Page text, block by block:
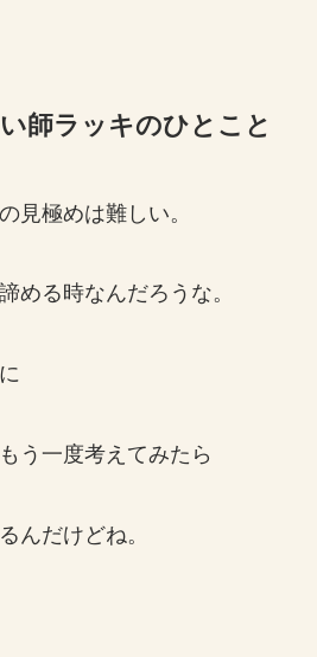
師ラッキのひとこと
見極めは難しい。
める時なんだろうな。
う一度考えてみたら
んだけどね。